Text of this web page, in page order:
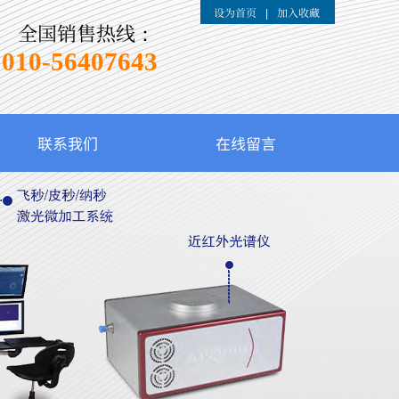
设为首页 加入收藏
全国销售热线：
010-56407643
联系我们 在线留言